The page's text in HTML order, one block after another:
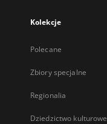
Kolekcje
Polecane
Zbiory specjalne
Regionalia
Dziedzictwo kulturowe